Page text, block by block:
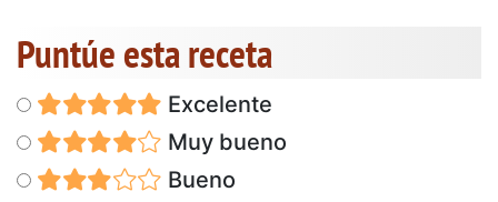
Puntúe esta receta
Excelente
Muy bueno
Bueno